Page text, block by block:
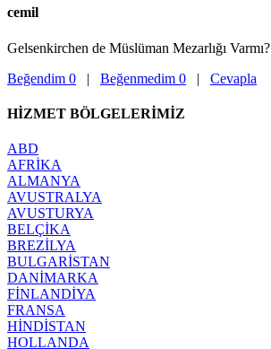
cemil
Gelsenkirchen de Müslüman Mezarlığı Varmı?
Beğendim 0 | Beğenmedim 0 | Cevapla
HİZMET BÖLGELERİMİZ
ABD
AFRİKA
ALMANYA
AVUSTRALYA
AVUSTURYA
BELÇİKA
BREZİLYA
BULGARİSTAN
DANİMARKA
FİNLANDİYA
FRANSA
HİNDİSTAN
HOLLANDA